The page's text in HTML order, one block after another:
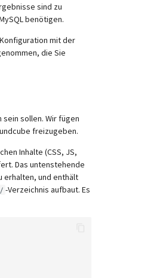
sind zu
benötigen.
mit der
die Sie
sollen. Wir fügen
freizugeben.
Inhalte (CSS, JS,
Das untenstehende
erhalten, und enthält
-Verzeichnis aufbaut. Es